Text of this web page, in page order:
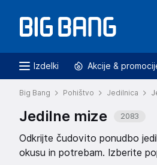
Izdelki Akcije &
Big Bang Pohištvo Jedilnica
Jedilne mize 2083
Odkrijte čudovito ponudbo
okusu in potrebam. Izberite